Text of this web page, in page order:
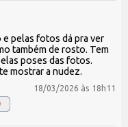
e pelas fotos dá pra ver
também de rosto. Tem
poses das fotos.
mostrar a nudez.
18/03/2026 às 18h11